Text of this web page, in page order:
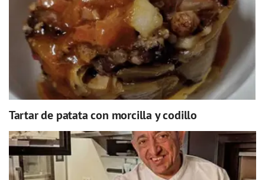
Tartar de patata con morcilla y codillo